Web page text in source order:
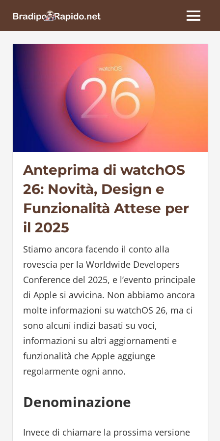
BradipoRapido.net
MENU
Anteprima di watchOS
26: Novità, Design e
Funzionalità Attese per
il 2025
Stiamo ancora facendo il conto alla
rovescia per la Worldwide Developers
Conference del 2025, e l’evento principale
di Apple si avvicina. Non abbiamo ancora
molte informazioni su watchOS 26, ma ci
sono alcuni indizi basati su voci,
informazioni su altri aggiornamenti e
funzionalità che Apple aggiunge
regolarmente ogni anno.
Denominazione
Invece di chiamare la prossima versione